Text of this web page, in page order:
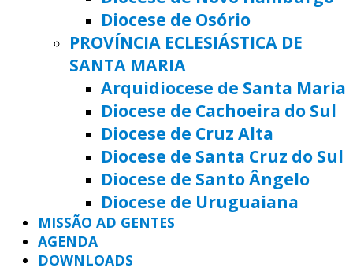
Diocese de Osório
PROVÍNCIA ECLESIÁSTICA DE
SANTA MARIA
Arquidiocese de Santa Maria
Diocese de Cachoeira do Sul
Diocese de Cruz Alta
Diocese de Santa Cruz do Sul
Diocese de Santo Ângelo
Diocese de Uruguaiana
MISSÃO AD GENTES
AGENDA
DOWNLOADS